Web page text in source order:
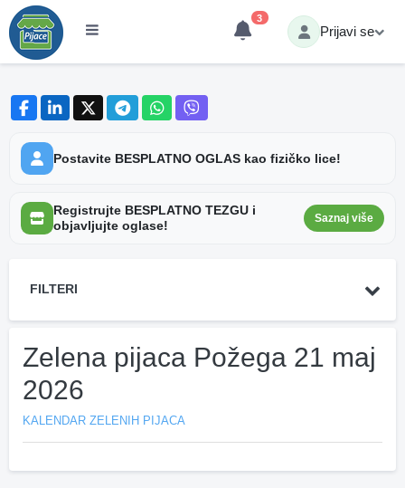
3
Prijavi se
Postavite BESPLATNO OGLAS kao fizičko lice!
Registrujte BESPLATNO TEZGU i
objavljujte oglase!
Saznaj više
FILTERI
Zelena pijaca Požega 21 maj
2026
KALENDAR ZELENIH PIJACA